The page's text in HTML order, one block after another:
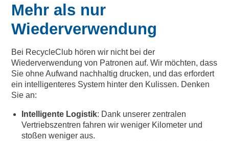
Mehr als nur
Wiederverwendung
Bei RecycleClub hören wir nicht bei der
Wiederverwendung von Patronen auf. Wir möchten, dass
Sie ohne Aufwand nachhaltig drucken, und das erfordert
ein intelligenteres System hinter den Kulissen. Denken
Sie an:
Intelligente Logistik: Dank unserer zentralen
Vertriebszentren fahren wir weniger Kilometer und
stoßen weniger aus.